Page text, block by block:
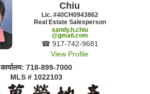
Chiu
Lic. #‍40CH0943862
Real Estate Salesperson
sandy.h.chiu
@gmail.com
☎ ‍917-742-9681
View Profile
कार्यालय: ‍718-899-7000
MLS # 1022103